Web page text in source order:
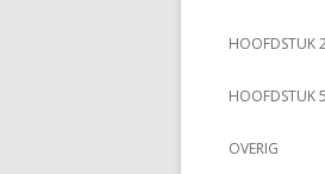
HOOFDSTUK
HOOFDSTUK
OVERIG